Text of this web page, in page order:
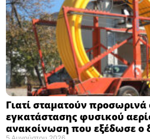
Γιατί σταματούν προσωρινά
εγκατάστασης φυσικού
ανακοίνωση που εξέδωσε ο